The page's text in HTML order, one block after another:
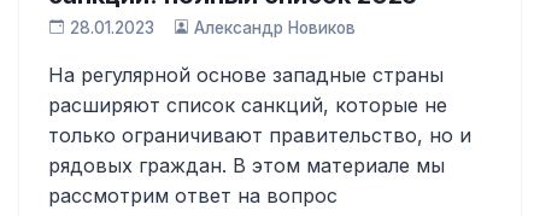
28.01.2023 Александр Новиков
На регулярной основе западные страны
расширяют список санкций, которые не
только ограничивают правительство, но и
рядовых граждан. В этом материале мы
рассмотрим ответ на вопрос